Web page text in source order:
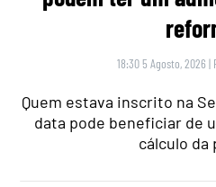
18:30 5 Agosto, 2026 |
Quem estava inscrito na
data pode beneficiar de
cálculo da